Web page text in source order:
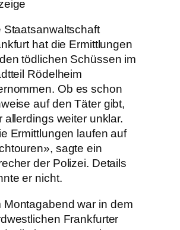
Staatsanwaltschaft
hat die Ermittlungen
tödlichen Schüssen im
Rödelheim
Ob es schon
auf den Täter gibt,
allerdings weiter unklar.
Ermittlungen laufen auf
sagte ein
der Polizei. Details
er nicht.
Montagabend war in dem
Frankfurter